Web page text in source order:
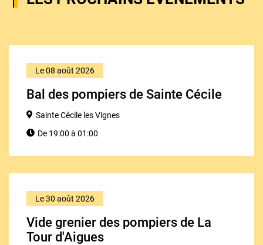
Le 08 août 2026
Bal des pompiers de Sainte Cécile
Sainte Cécile les Vignes
De 19:00 à 01:00
Le 30 août 2026
Vide grenier des pompiers de La
Tour d'Aigues